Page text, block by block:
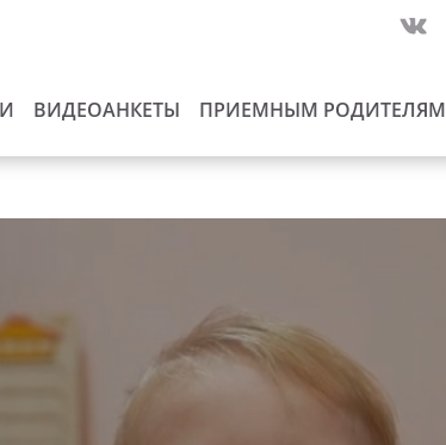
ВИДЕОАНКЕТЫ ПРИЕМНЫМ РОДИТЕЛЯМ